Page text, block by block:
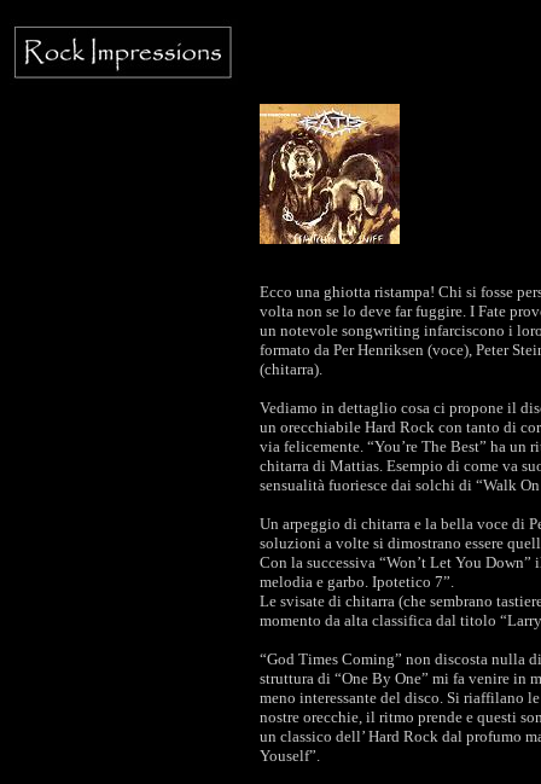
Ecco una ghiotta ristampa! Chi si fosse
volta non se lo deve far fuggire. I Fate
un notevole songwriting infarciscono i
formato da Per Henriksen (voce), Peter
(chitarra).
Vediamo in dettaglio cosa ci propone il
un orecchiabile Hard Rock con tanto di
via felicemente. “You’re The Best” ha
chitarra di Mattias. Esempio di come va
sensualità fuoriesce dai solchi di “Walk
Un arpeggio di chitarra e la bella voce di
soluzioni a volte si dimostrano essere
Con la successiva “Won’t Let You
melodia e garbo. Ipotetico 7”.
Le svisate di chitarra (che sembrano
momento da alta classifica dal titolo
“God Times Coming” non discosta nulla
struttura di “One By One” mi fa venire in
meno interessante del disco. Si riaffilano
nostre orecchie, il ritmo prende e questi
un classico dell’ Hard Rock dal profumo
Youself”.